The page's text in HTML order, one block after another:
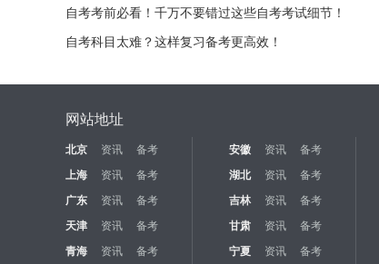
自考考前必看！千万不要错过这些自考考试细节！
自考科目太难？这样复习备考更高效！
网站地址
北京 资讯 备考 安徽 资讯 备考
上海
资讯 备考 湖北 资讯 备考
广东
资讯 备考 吉林 资讯 备考
天津
资讯 备考 甘肃 资讯 备考
青海
资讯 备考 宁夏 资讯 备考